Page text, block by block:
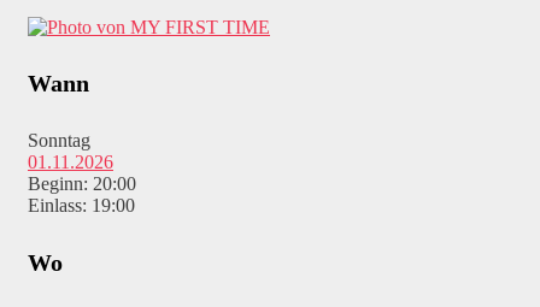
Wann
Sonntag
01.11.2026
Beginn: 20:00
Einlass: 19:00
Wo